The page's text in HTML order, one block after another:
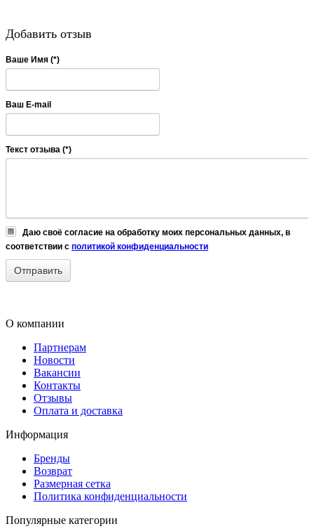
Добавить отзыв
Ваше Имя (*)
Ваш E-mail
Текст отзыва (*)
Даю своё согласие на обработку моих персональных данных, в
соответствии с политикой конфиденциальности
О компании
Партнерам
Новости
Вакансии
Контакты
Отзывы
Оплата и доставка
Информация
Бренды
Возврат
Размерная сетка
Политика конфиденциальности
Популярные категории